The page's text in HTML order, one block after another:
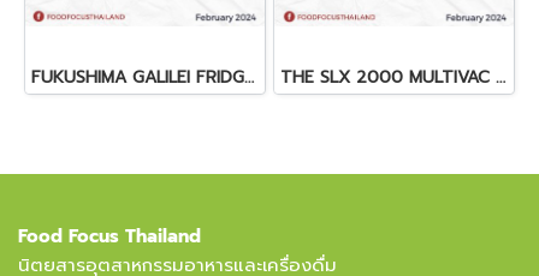
FUKUSHIMA GALILEI FRIDGE GLASS DOOR FREEZER THE SLX 2000 MULTIVAC SLICER
Food Focus Thailand
นิตยสารอุตสาหกรรมอาหารและเครื่องดื่ม